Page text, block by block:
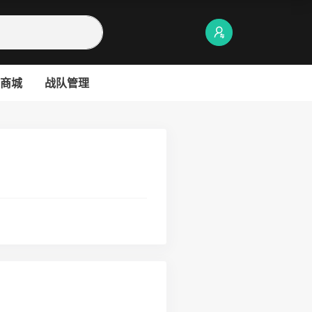
城 战队管理